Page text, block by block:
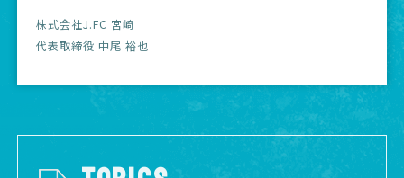
株式会社J.FC 宮崎
代表取締役 中尾 裕也